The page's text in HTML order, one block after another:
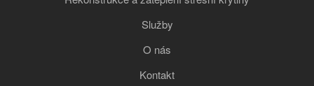
Služby
O nás
Kontakt